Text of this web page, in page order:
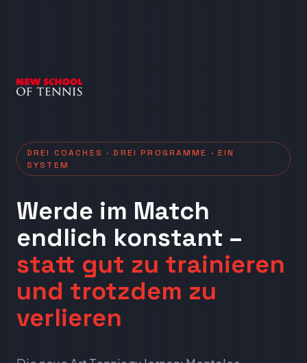
DREI COACHES · DREI PROGRAMME · EIN
SYSTEM
Werde im Match
endlich konstant –
statt gut zu trainieren
und trotzdem zu
verlieren